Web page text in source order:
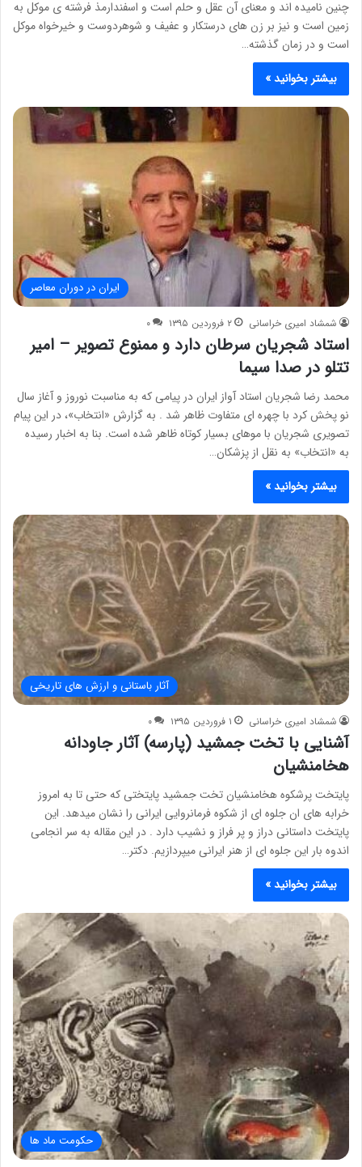
چنین نامیده اند و معنای آن عقل و حلم است و اسفندارمذ فرشته ی موکل به
زمین است و نیز بر زن های درستکار و عفیف و شوهردوست و خیرخواه موکل
است و در زمان گذشته…
بیشتر بخوانید »
ایران در دوران معاصر
شمشاد امیری خراسانی ۲ فروردین ۱۳۹۵ ۰
استاد شجریان سرطان دارد و ممنوع تصویر – امیر
تتلو در صدا سیما
محمد رضا شجریان استاد آواز ایران در پیامی که به مناسبت نوروز و آغاز سال
نو پخش کرد با چهره ای متفاوت ظاهر شد . به گزارش «انتخاب»، در این پیام
تصویری شجریان با موهای بسیار کوتاه ظاهر شده است. بنا به اخبار رسیده
به «انتخاب» به نقل از پزشکان…
بیشتر بخوانید »
آثار باستانی و ارزش های تاریخی
شمشاد امیری خراسانی ۱ فروردین ۱۳۹۵ ۰
آشنایی با تخت جمشید (پارسه) آثار جاودانه
هخامنشیان
پایتخت پرشکوه هخامنشیان تخت جمشید پایتختی که حتی تا به امروز
خرابه های ان جلوه ای از شکوه فرمانروایی ایرانی را نشان میدهد. این
پایتخت داستانی دراز و پر فراز و نشیب دارد . در این مقاله به سر انجامی
اندوه بار این جلوه ای از هنر ایرانی میپردازیم. دکتر…
بیشتر بخوانید »
حکومت ماد ها